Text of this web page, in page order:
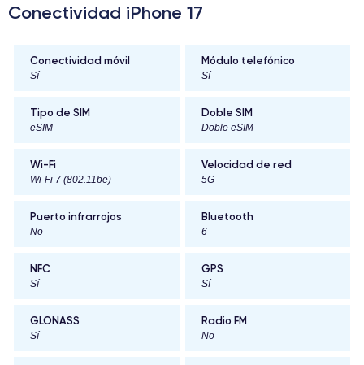
Conectividad iPhone 17
Conectividad móvil
Sí
Módulo telefónico
Sí
Tipo de SIM
eSIM
Doble SIM
Doble eSIM
Wi-Fi
Wi-Fi 7 (802.11be)
Velocidad de red
5G
Puerto infrarrojos
No
Bluetooth
6
NFC
Sí
GPS
Sí
GLONASS
Sí
Radio FM
No